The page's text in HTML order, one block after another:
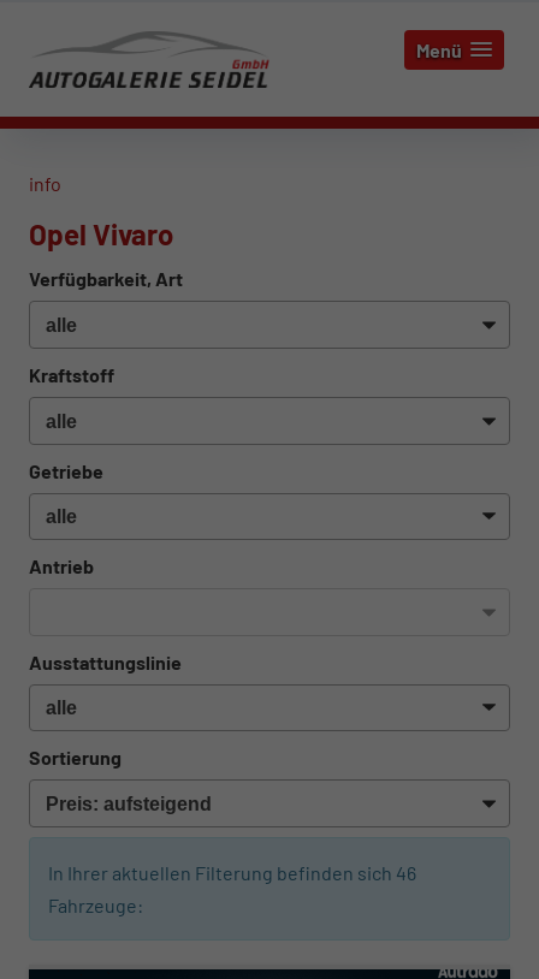
Menü
info
Opel Vivaro
Verfügbarkeit, Art
Kraftstoff
Getriebe
Antrieb
Ausstattungslinie
Sortierung
In Ihrer aktuellen Filterung befinden sich 46
Fahrzeuge:
ab 267,– € mtl.